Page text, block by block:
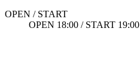
OPEN / START
OPEN 18:00 / START 19:00